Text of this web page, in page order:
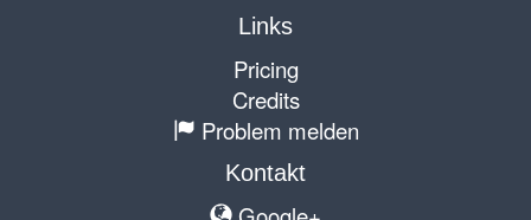
Links
Pricing
Credits
Problem melden
Kontakt